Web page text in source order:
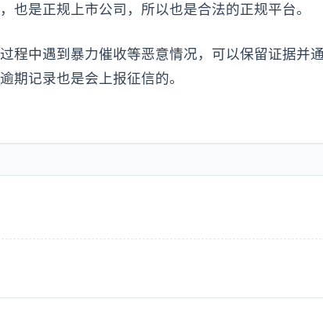
也是正规上市公司，所以也是合法的正规平台。
程中遇到暴力催收等恶意情况，可以保留证据并
期记录也是会上报征信的。